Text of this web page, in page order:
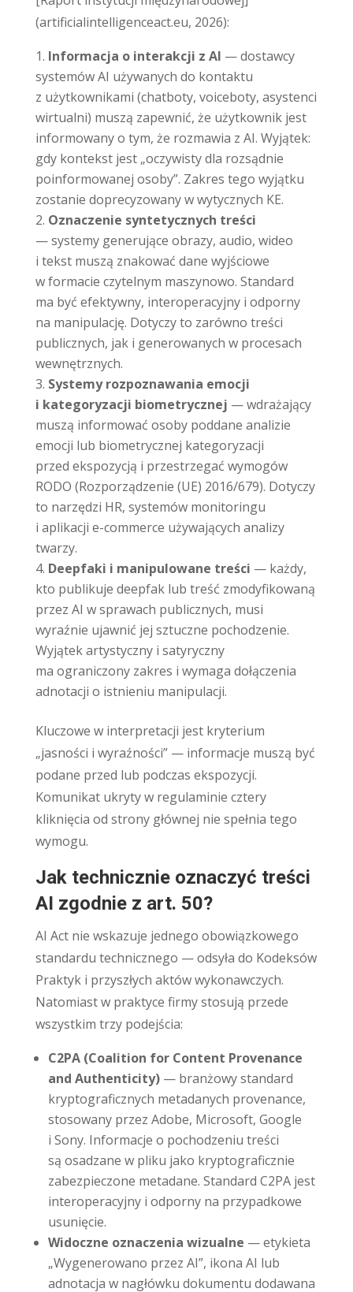
(artificialintelligenceact.eu, 2026):
Informacja o interakcji z AI — dostawcy
systemów AI używanych do kontaktu
z użytkownikami (chatboty, voiceboty, asystenci
wirtualni) muszą zapewnić, że użytkownik jest
informowany o tym, że rozmawia z AI. Wyjątek:
gdy kontekst jest „oczywisty dla rozsądnie
poinformowanej osoby”. Zakres tego wyjątku
zostanie doprecyzowany w wytycznych KE.
Oznaczenie syntetycznych treści
— systemy generujące obrazy, audio, wideo
i tekst muszą znakować dane wyjściowe
w formacie czytelnym maszynowo. Standard
ma być efektywny, interoperacyjny i odporny
na manipulację. Dotyczy to zarówno treści
publicznych, jak i generowanych w procesach
wewnętrznych.
Systemy rozpoznawania emocji
i kategoryzacji biometrycznej — wdrażający
muszą informować osoby poddane analizie
emocji lub biometrycznej kategoryzacji
przed ekspozycją i przestrzegać wymogów
RODO (Rozporządzenie (UE) 2016/679). Dotyczy
to narzędzi HR, systemów monitoringu
i aplikacji e-commerce używających analizy
twarzy.
Deepfaki i manipulowane treści — każdy,
kto publikuje deepfak lub treść zmodyfikowaną
przez AI w sprawach publicznych, musi
wyraźnie ujawnić jej sztuczne pochodzenie.
Wyjątek artystyczny i satyryczny
ma ograniczony zakres i wymaga dołączenia
adnotacji o istnieniu manipulacji.
Kluczowe w interpretacji jest kryterium
„jasności i wyraźności” — informacje muszą być
podane przed lub podczas ekspozycji.
Komunikat ukryty w regulaminie cztery
kliknięcia od strony głównej nie spełnia tego
wymogu.
Jak technicznie oznaczyć treści
AI zgodnie z art. 50?
AI Act nie wskazuje jednego obowiązkowego
standardu technicznego — odsyła do Kodeksów
Praktyk i przyszłych aktów wykonawczych.
Natomiast w praktyce firmy stosują przede
wszystkim trzy podejścia:
C2PA (Coalition for Content Provenance
and Authenticity)— branżowy standard
kryptograficznych metadanych provenance,
stosowany przez Adobe, Microsoft, Google
i Sony. Informacje o pochodzeniu treści
są osadzane w pliku jako kryptograficznie
zabezpieczone metadane. Standard C2PA jest
interoperacyjny i odporny na przypadkowe
usunięcie.
Widoczne oznaczenia wizualne — etykieta
„Wygenerowano przez AI”, ikona AI lub
adnotacja w nagłówku dokumentu dodawana